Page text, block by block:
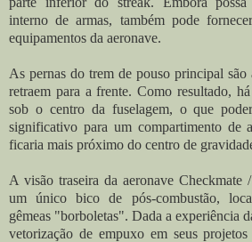
interno de armas, também pode
equipamentos da aeronave.
As pernas do trem de pouso principal são
retraem para a frente. Como resultado,
sob o centro da fuselagem, o que
significativo para um compartimento de
ficaria mais próximo do centro de
A visão traseira da aeronave Checkmate
um único bico de pós-combustão,
gêmeas "borboletas". Dada a experiência
vetorização de empuxo em seus projetos